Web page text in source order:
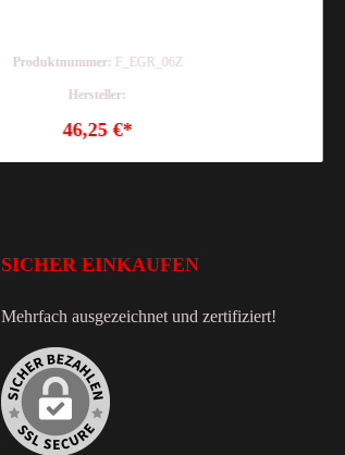
Produktnummer: F_EGR_06Z
Hersteller:
46,25 €*
SICHER EINKAUFEN
Mehrfach ausgezeichnet und zertifiziert!